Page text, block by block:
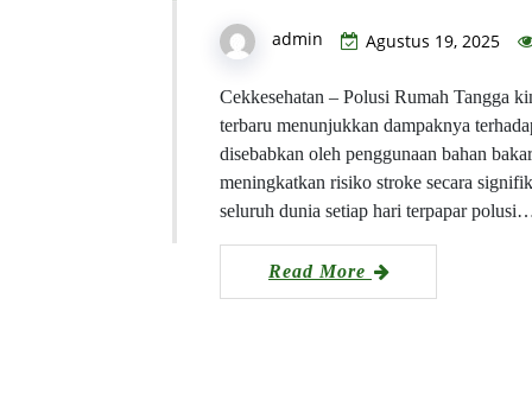
admin Agustus 19, 2025
Cekkesehatan – Polusi Rumah Tangga
terbaru menunjukkan dampaknya
disebabkan oleh penggunaan bahan
meningkatkan risiko stroke secara
seluruh dunia setiap hari terpapar
Read More